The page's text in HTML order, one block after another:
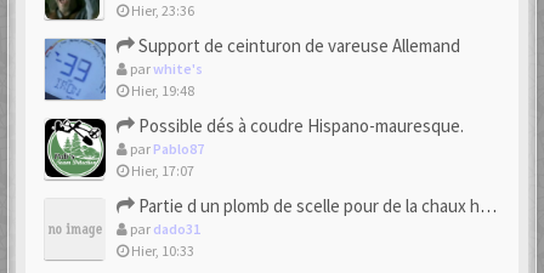
Hier, 23:36
Support de ceinturon de vareuse Allemand
parwhite's
Hier, 19:48
Possible dés à coudre Hispano-mauresque.
par Pablo87
Hier, 17:07
Partie d un plomb de scelle pour de la chaux hydraulique
par dado31
Hier, 10:33